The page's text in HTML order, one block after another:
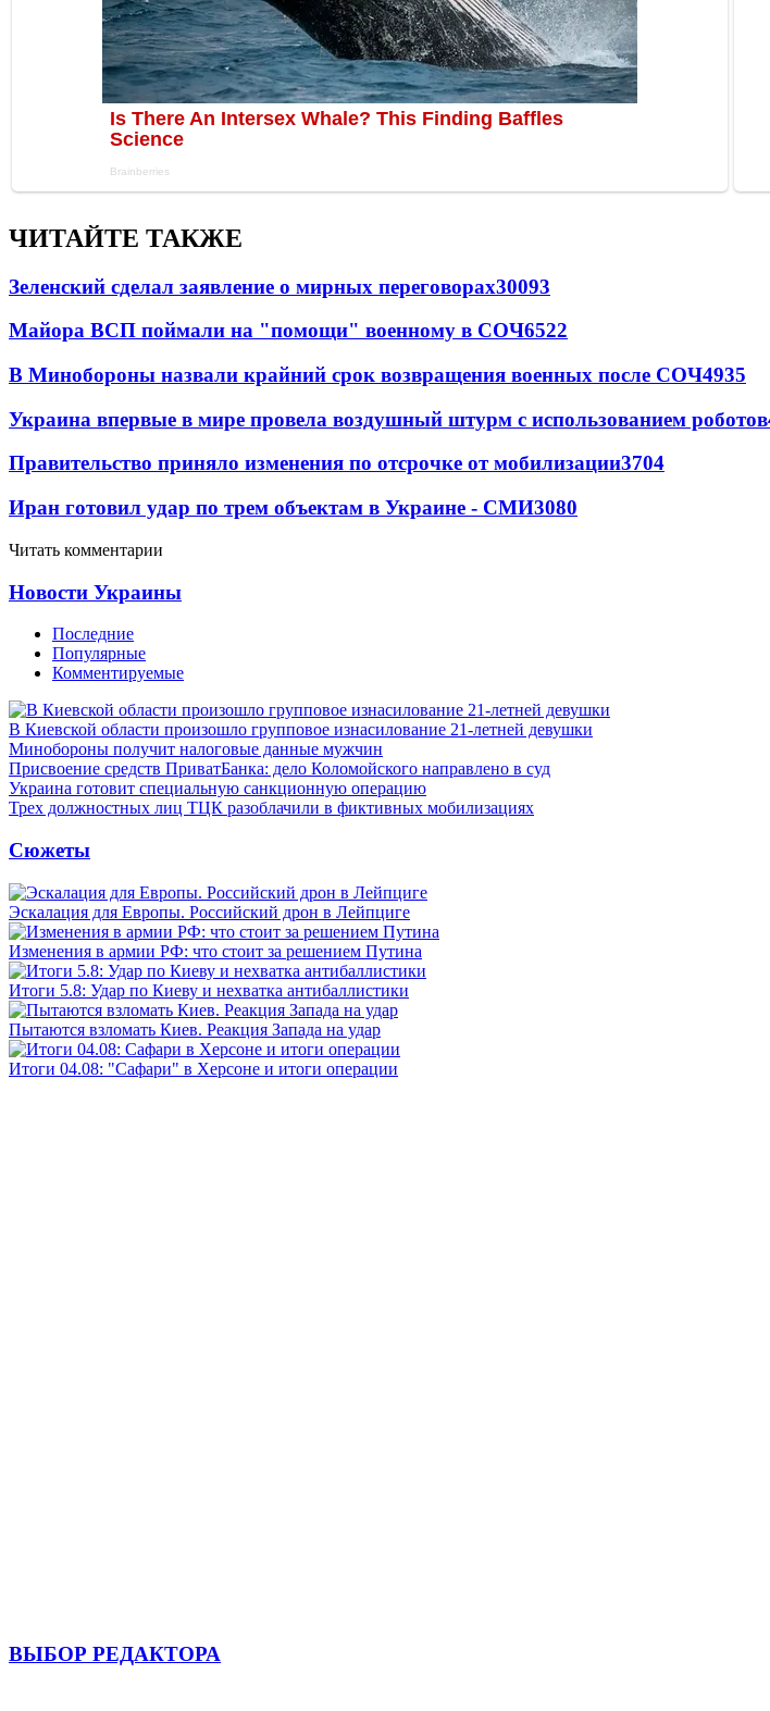
ЧИТАЙТЕ ТАКЖЕ
Зеленский сделал заявление о мирных переговорах30093
Майора ВСП поймали на "помощи" военному в СОЧ6522
В Минобороны назвали крайний срок возвращения военных после СОЧ4935
Украина впервые в мире провела воздушный штурм с использованием роботов
Правительство приняло изменения по отсрочке от мобилизации3704
Иран готовил удар по трем объектам в Украине - СМИ3080
Читать комментарии
Новости Украины
Последние
Популярные
Комментируемые
В Киевской области произошло групповое изнасилование 21-летней девушки
Минобороны получит налоговые данные мужчин
Присвоение средств ПриватБанка: дело Коломойского направлено в суд
Украина готовит специальную санкционную операцию
Трех должностных лиц ТЦК разоблачили в фиктивных мобилизациях
Сюжеты
Эскалация для Европы. Российский дрон в Лейпциге
Изменения в армии РФ: что стоит за решением Путина
Итоги 5.8: Удар по Киеву и нехватка антибаллистики
Пытаются взломать Киев. Реакция Запада на удар
Итоги 04.08: "Сафари" в Херсоне и итоги операции
ВЫБОР РЕДАКТОРА